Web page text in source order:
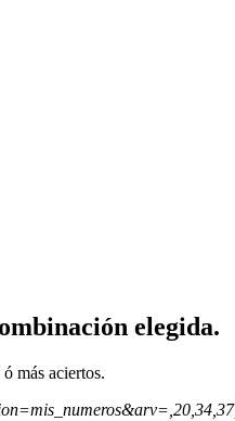
elegida.
ó más aciertos.